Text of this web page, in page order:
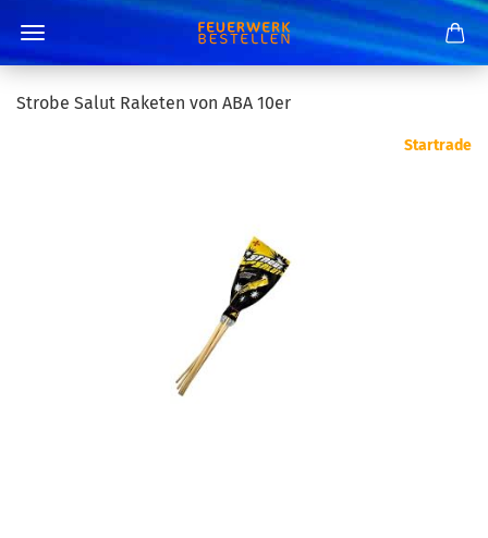
Strobe Salut Raketen von ABA 10er
Startrade